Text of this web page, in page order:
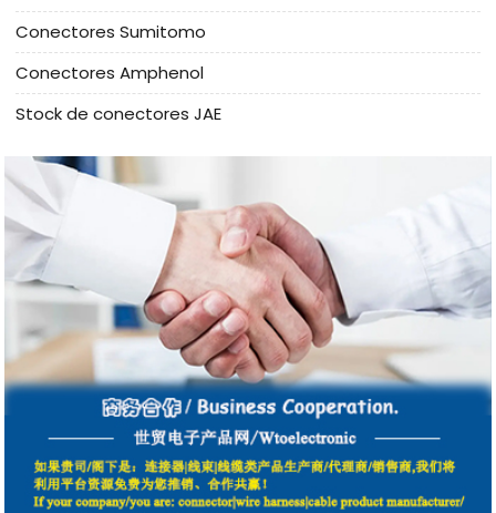
Conectores Sumitomo
Conectores Amphenol
Stock de conectores JAE